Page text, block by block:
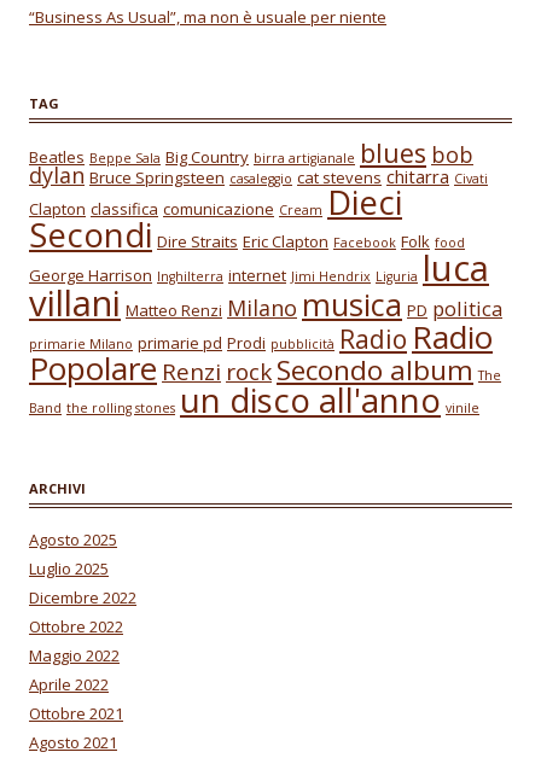
“Business As Usual”, ma non è usuale per niente
TAG
Beatles Beppe Sala Big Country birra artigianale blues bob
dylan Bruce Springsteen casaleggio cat stevens chitarra Civati
Clapton classifica comunicazione Cream Dieci
Secondi Dire Straits Eric Clapton Facebook Folk food
George Harrison Inghilterra internet Jimi Hendrix Liguria luca
villani Matteo Renzi Milano musica PD politica
primarie Milano primarie pd Prodi pubblicità Radio Radio
Popolare Renzi rockSecondo album The
Band the rolling stones un disco all'anno vinile
ARCHIVI
Agosto 2025
Luglio 2025
Dicembre 2022
Ottobre 2022
Maggio 2022
Aprile 2022
Ottobre 2021
Agosto 2021